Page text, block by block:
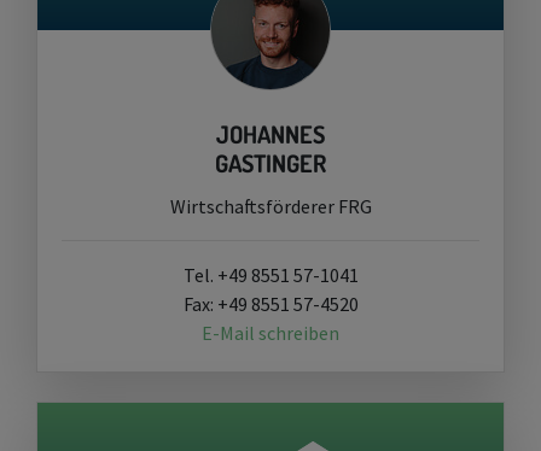
JOHANNES
GASTINGER
Wirtschaftsförderer FRG
Tel. +49 8551 57-1041
Fax: +49 8551 57-4520
E-Mail schreiben